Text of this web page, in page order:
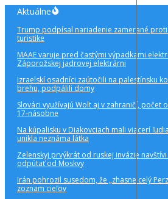
Preskočiť
obsah
Aktuálne
Trump podpísal nariadenie zamerané
turistike
MAAE varuje pred častými výpadkami
Záporožskej jadrovej elektrárni
Izraelskí osadníci zaútočili na palestínsku
brehu, podpálili domy
Slováci využívajú Wolt aj v zahraničí,
17-násobne
Na kúpalisku v Diakovciach mali viacerí
unikla neznáma látka
Zelenskyj prvýkrát od ruskej invázie navštívi
odpútať od Moskvy
Irán pohrozil susedom, že „zhasne celý
zoznam cieľov